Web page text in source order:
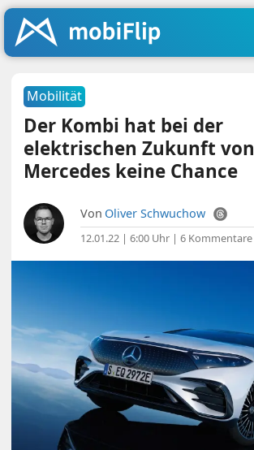
Mobilität
Der Kombi hat bei der
elektrischen Zukunft von
Mercedes keine Chance
Von Oliver Schwuchow
12.01.22 | 6:00 Uhr |6 Kommentare